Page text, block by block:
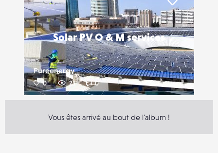
Solar PV O & M services
Pureenergy
0 21 0
Liker
Vous êtes arrivé au bout de l'album !